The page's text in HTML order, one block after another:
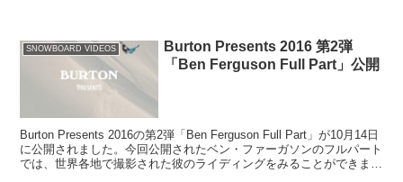
SNOWBOARD VIDEOS
Burton Presents 2016 第2弾
「Ben Ferguson Full Part」公開
Burton Presents 2016の第2弾「Ben Ferguson Full Part」が10月14日
に公開されました。今回公開されたベン・ファーガソンのフルパート
では、世界各地で撮影された彼のライディングをみることができま